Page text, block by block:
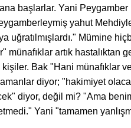
Yani Peygamber
yahut
uğratılmışlardı." Mümine
artık hastalıktan
Bak "Hani
diyor; "hakimiyet
diyor, değil mi? "Ama
Yani "tamamen